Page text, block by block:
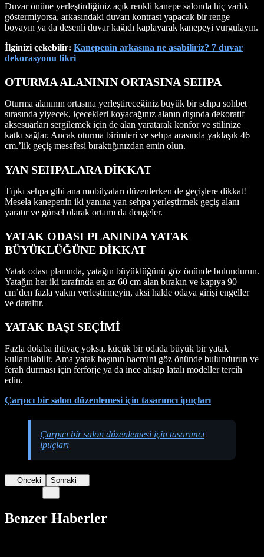
Duvar önüne yerleştirdiğiniz açık renkli kanepe salonda hiç varlık
göstermiyorsa, arkasındaki duvarı kontrast yapacak bir renge
boyayın ya da desenli duvar kağıdı kaplayarak kanepeyi vurgulayın.
İlginizi çekebilir: Kanepenin arkasına ne asabiliriz? 7 duvar
dekorasyonu fikri
OTURMA ALANININ ORTASINA SEHPA
Oturma alanının ortasına yerleştireceğiniz büyük bir sehpa sohbet
sırasında yiyecek, içecekleri koyacağınız alanın dışında dekoratif
aksesuarları sergilemek için de alan yaratarak konfor ve stilinize
katkı sağlar. Ancak oturma birimleri ve sehpa arasında yaklaşık 46
cm.’lik geçiş mesafesi bıraktığınızdan emin olun.
YAN SEHPALARA DİKKAT
Tıpkı sehpa gibi ana mobilyaları düzenlerken de geçişlere dikkat!
Mesela kanepenin iki yanına yan sehpa yerleştirmek geçiş alanı
yaratır ve görsel olarak ortamı da dengeler.
YATAK ODASI PLANINDA YATAK
BÜYÜKLÜĞÜNE DİKKAT
Yatak odası planında, yatağın büyüklüğünü göz önünde bulundurun.
Yatağın her iki tarafında en az 60 cm alan bırakın ve kapıya 90
cm’den fazla yakın yerleştirmeyin, aksi halde odaya girişi engeller
ve daraltır.
YATAK BAŞI SEÇİMİ
Fazla dolaba ihtiyaç yoksa, küçük bir odada büyük bir yatak
kullanılabilir. Ama yatak başının hacmini göz önünde bulundurun ve
ferah durması için ferforje ya da ince ahşap latalı modeller tercih
edin.
Çarpıcı bir salon düzenlemesi için tasarımcı ipuçları
Çarpıcı bir salon düzenlemesi için tasarımcı
ipuçları
Önceki Sonraki
Benzer Haberler